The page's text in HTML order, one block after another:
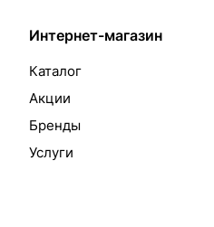
Интернет-магазин
Каталог
Акции
Бренды
Услуги